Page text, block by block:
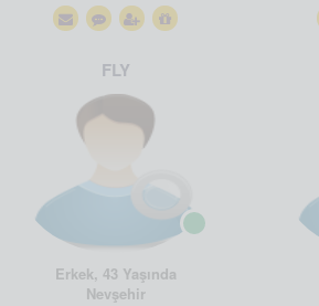
FLY
Erkek, 43 Yaşında
Nevşehir